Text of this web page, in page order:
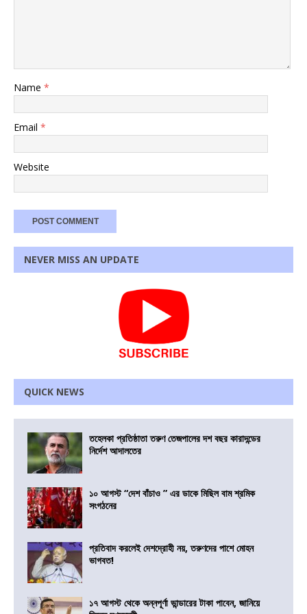
Name *
Email *
Website
NEVER MISS AN UPDATE
QUICK NEWS
তহেলকা প্রতিষ্ঠাতা তরুণ তেজপালের দশ বছর কারাদন্ডের
নির্দেশ আদালতের
১০ আগস্ট “দেশ বাঁচাও ” এর ডাকে মিছিল বাম শ্রমিক
সংগঠনের
প্রতিবাদ করলেই দেশদ্রোহী নয়, তরুণদের পাশে মোহন
ভাগবত!
১৭ আগস্ট থেকে অন্নপূর্ণা ভান্ডারের টাকা পাবেন, জানিয়ে